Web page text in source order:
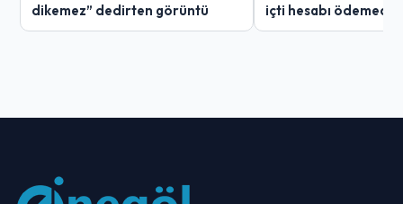
dikemez” dedirten görüntü
içti hesabı ödemedi